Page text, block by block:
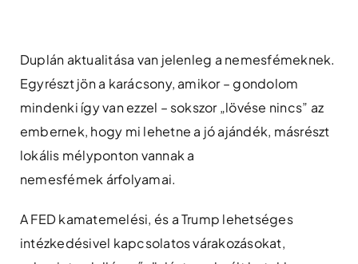
content
Duplán aktualitása van jelenleg a nemesfémeknek.
Egyrészt jön a karácsony, amikor – gondolom
mindenki így van ezzel – sokszor „lövése nincs” az
embernek, hogy mi lehetne a jó ajándék, másrészt
lokális mélyponton vannak a
nemesfémek árfolyamai.
A FED kamatemelési, és a Trump lehetséges
intézkedésivel kapcsolatos várakozásokat,